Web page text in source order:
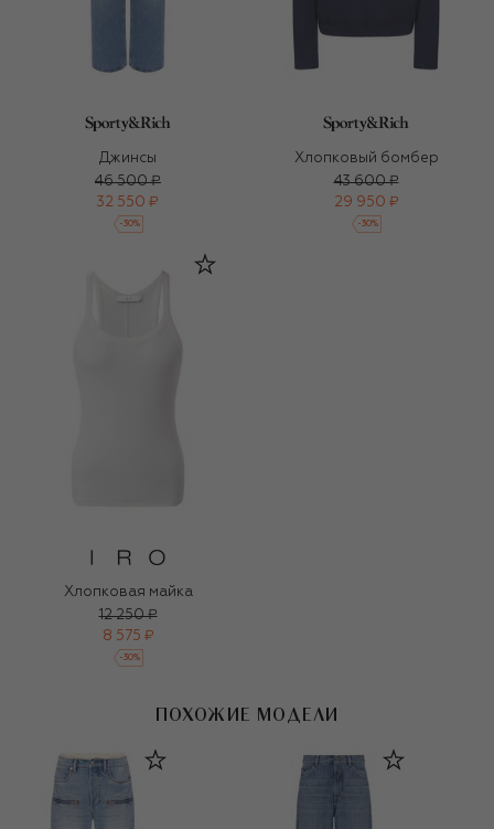
Джинсы
46 500 ₽
32 550 ₽
-30%
Хлопковый бомбер
43 600 ₽
29 950 ₽
-30%
Хлопковая майка
12 250 ₽
8 575 ₽
-30%
ПОХОЖИЕ МОДЕЛИ